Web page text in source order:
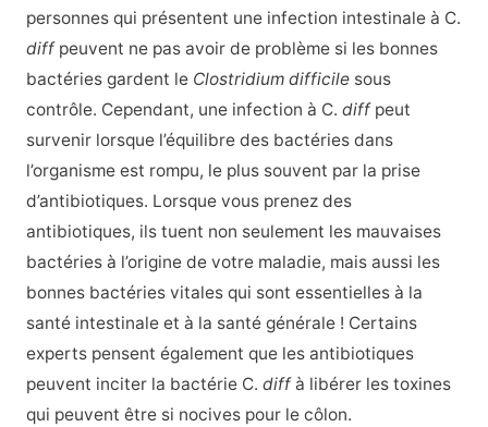
personnes qui présentent une infection intestinale à C.
diffpeuvent ne pas avoir de problème si les bonnes
bactéries gardent le Clostridium difficile sous
contrôle. Cependant, une infection à C. diffpeut
survenir lorsque l’équilibre des bactéries dans
l’organisme est rompu, le plus souvent par la prise
d’antibiotiques. Lorsque vous prenez des
antibiotiques, ils tuent non seulement les mauvaises
bactéries à l’origine de votre maladie, mais aussi les
bonnes bactéries vitales qui sont essentielles à la
santé intestinale et à la santé générale ! Certains
experts pensent également que les antibiotiques
peuvent inciter la bactérie C. diffà libérer les toxines
qui peuvent être si nocives pour le côlon.